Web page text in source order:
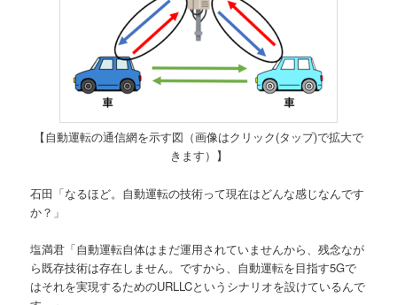
【自動運転の通信網を示す図（画像はクリック(タップ)で拡大で
きます）】
石田「なるほど。自動運転の技術って現在はどんな感じなんです
か？」
塩満君「自動運転自体はまだ運用されていませんから、残念なが
ら既存技術は存在しません。ですから、自動運転を目指す5Gで
はそれを実現するためのURLLCというシナリオを設けているんで